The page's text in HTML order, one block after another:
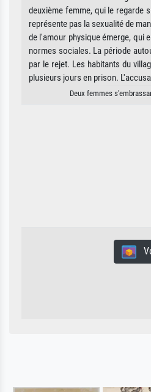
deuxième femme, qui le regarde
représente pas la sexualité de
de l'amour physique émerge, qui
normes sociales. La période
par le rejet. Les habitants du
plusieurs jours en prison.
Deux femmes